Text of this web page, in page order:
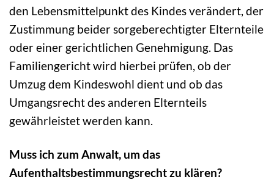
den Lebensmittelpunkt des Kindes verändert, der
Zustimmung beider sorgeberechtigter Elternteile
oder einer gerichtlichen Genehmigung. Das
Familiengericht wird hierbei prüfen, ob der
Umzug dem Kindeswohl dient und ob das
Umgangsrecht des anderen Elternteils
gewährleistet werden kann.
Muss ich zum Anwalt, um das
Aufenthaltsbestimmungsrecht zu klären?